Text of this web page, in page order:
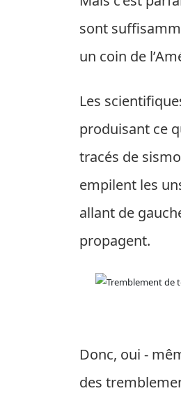
sont
un coin de
Les
produisant ce
tracés de
empilent les
allant de
propagent.
Donc, oui -
des